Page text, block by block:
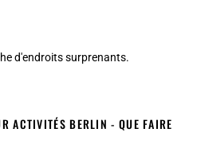
d'endroits surprenants.
ACTIVITÉS BERLIN - QUE FAIRE